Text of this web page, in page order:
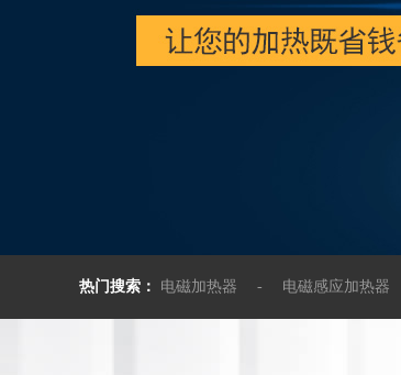
热门搜索： 电磁加热器 - 电磁感应加热器